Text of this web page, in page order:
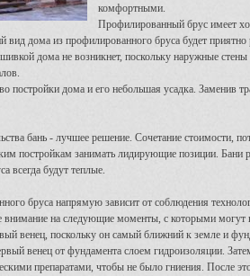
комфортными.
Профилированный брус имеет
дома из профилированного бруса будет приятно
дома не возникнет, поскольку наружные
постройки дома и его небольшая усадка. Заменив
бань - лучшее решение. Сочетание стоимости,
постройкам занимать лидирующие позиции. Бани
всегда будут теплые.
бруса напрямую зависит от соблюдения
внимание на следующие моменты, с которыми
венец, поскольку он самый ближний к земле и
венец от фундамента слоем гидроизоляции.
препаратами, чтобы не было гниения. После